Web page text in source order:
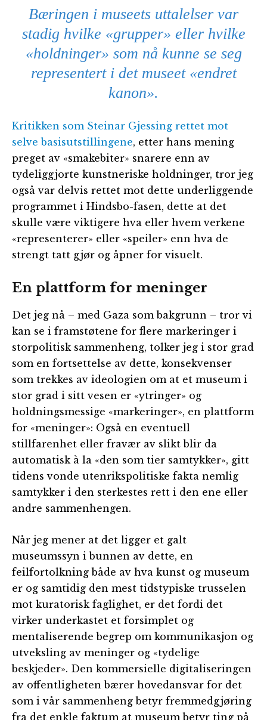
Bæringen i museets uttalelser var
stadig hvilke «grupper» eller hvilke
«holdninger» som nå kunne se seg
representert i det museet «endret
kanon».
Kritikken som Steinar Gjessing rettet mot
selve basisutstillingene, etter hans mening
preget av «smakebiter» snarere enn av
tydeliggjorte kunstneriske holdninger, tror jeg
også var delvis rettet mot dette underliggende
programmet i Hindsbo-fasen, dette at det
skulle være viktigere hva eller hvem verkene
«representerer» eller «speiler» enn hva de
strengt tatt gjør og åpner for visuelt.
En plattform for meninger
Det jeg nå – med Gaza som bakgrunn – tror vi
kan se i framstøtene for flere markeringer i
storpolitisk sammenheng, tolker jeg i stor grad
som en fortsettelse av dette, konsekvenser
som trekkes av ideologien om at et museum i
stor grad i sitt vesen er «ytringer» og
holdningsmessige «markeringer», en plattform
for «meninger»: Også en eventuell
stillfarenhet eller fravær av slikt blir da
automatisk à la «den som tier samtykker», gitt
tidens vonde utenrikspolitiske fakta nemlig
samtykker i den sterkestes rett i den ene eller
andre sammenhengen.
Når jeg mener at det ligger et galt
museumssyn i bunnen av dette, en
feilfortolkning både av hva kunst og museum
er og samtidig den mest tidstypiske trusselen
mot kuratorisk faglighet, er det fordi det
virker underkastet et forsimplet og
mentaliserende begrep om kommunikasjon og
utveksling av meninger og «tydelige
beskjeder». Den kommersielle digitaliseringen
av offentligheten bærer hovedansvar for det
som i vår sammenheng betyr fremmedgjøring
fra det enkle faktum at museum betyr ting på